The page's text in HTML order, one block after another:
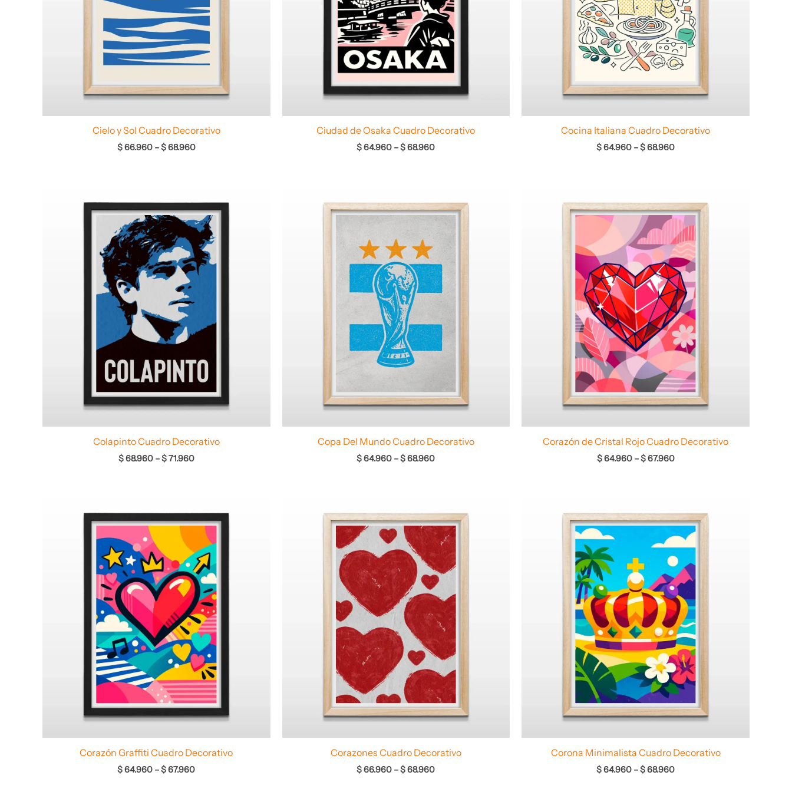
Cielo y Sol Cuadro Decorativo
$66.960 –$68.960
Ciudad de Osaka Cuadro Decorativo
$64.960 –$68.960
Cocina Italiana Cuadro Decorativo
$64.960 –$68.960
Colapinto Cuadro Decorativo
$68.960 –$71.960
desde
$ 68.960
hasta
$ 71.960
Copa Del Mundo Cuadro Decorativo
$64.960 –$68.960
precios:
desde
$ 64.960
hasta
$ 68.960
Corazón de Cristal Rojo Cuadro Decorativo
$64.960 –$67.960
precios:
desde
$ 64.960
hasta
$ 67.960
Corazón Graffiti Cuadro Decorativo
$64.960 –$67.960
desde
$ 64.960
hasta
$ 67.960
Corazones Cuadro Decorativo
$66.960 –$68.960
precios:
desde
$ 66.960
hasta
$ 68.960
Corona Minimalista Cuadro Decorativo
$64.960 –$68.960
precios:
desde
$ 64.960
hasta
$ 68.960